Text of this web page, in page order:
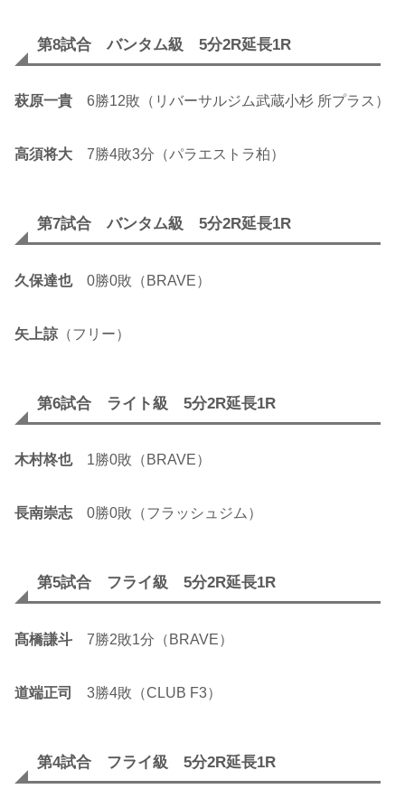
第8試合 バンタム級 5分2R延長1R
萩原一貴 6勝12敗（リバーサルジム武蔵小杉 所プラス）
高須将大 7勝4敗3分（パラエストラ柏）
第7試合 バンタム級 5分2R延長1R
久保達也0勝0敗（BRAVE）
矢上諒 （フリー）
第6試合 ライト級 5分2R延長1R
木村柊也1勝0敗（BRAVE）
長南崇志 0勝0敗（フラッシュジム）
第5試合 フライ級 5分2R延長1R
髙橋謙斗 7勝2敗1分（BRAVE）
道端正司 3勝4敗（CLUB F3）
第4試合 フライ級 5分2R延長1R